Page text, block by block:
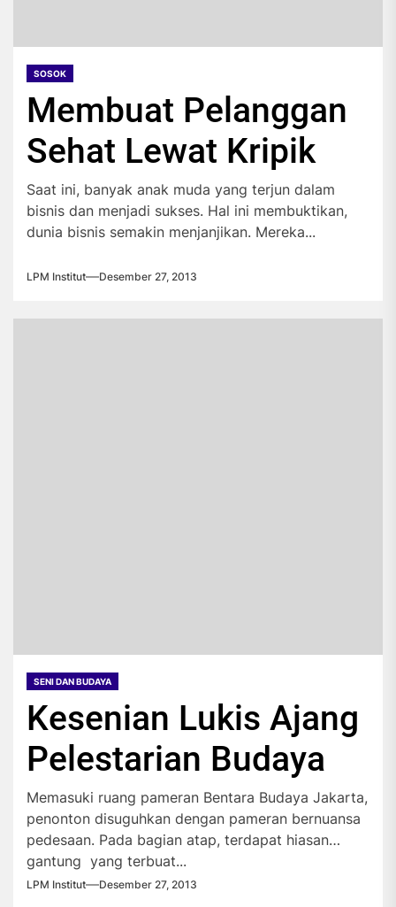
SOSOK
Membuat Pelanggan
Sehat Lewat Kripik
Saat ini, banyak anak muda yang terjun dalam
bisnis dan menjadi sukses. Hal ini membuktikan,
dunia bisnis semakin menjanjikan. Mereka...
LPM Institut Desember 27, 2013
SENI DAN BUDAYA
Kesenian Lukis Ajang
Pelestarian Budaya
Memasuki ruang pameran Bentara Budaya Jakarta,
penonton disuguhkan dengan pameran bernuansa
pedesaan. Pada bagian atap, terdapat hiasan
gantung yang terbuat...
LPM Institut Desember 27, 2013